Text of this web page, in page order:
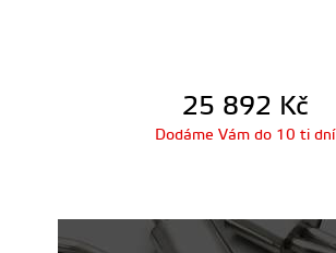
25 892 Kč
Dodáme Vám do 10 ti dní